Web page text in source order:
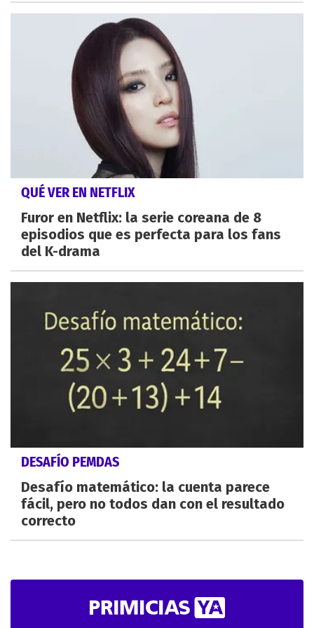
QUÉ VER EN NETFLIX
Furor en Netflix: la serie coreana de 8
episodios que es perfecta para los fans
del K-drama
DESAFÍO PEMDAS
Desafío matemático: la cuenta parece
fácil, pero no todos dan con el resultado
correcto